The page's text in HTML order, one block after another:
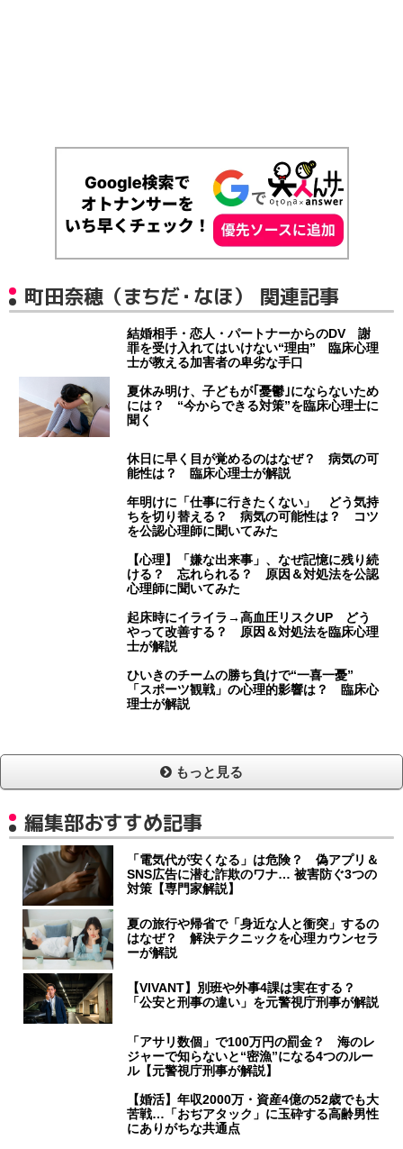
町田奈穂（まちだ・なほ） 関連記事
結婚相手・恋人・パートナーからのDV 謝
罪を受け入れてはいけない“理由” 臨床心理
士が教える加害者の卑劣な手口
夏休み明け、子どもが｢憂鬱｣にならないため
には？ “今からできる対策”を臨床心理士に
聞く
休日に早く目が覚めるのはなぜ？ 病気の可
能性は？ 臨床心理士が解説
年明けに「仕事に行きたくない」 どう気持
ちを切り替える？ 病気の可能性は？ コツ
を公認心理師に聞いてみた
【心理】「嫌な出来事」、なぜ記憶に残り続
ける？ 忘れられる？ 原因＆対処法を公認
心理師に聞いてみた
起床時にイライラ→高血圧リスクUP どう
やって改善する？ 原因＆対処法を臨床心理
士が解説
ひいきのチームの勝ち負けで“一喜一憂”
「スポーツ観戦」の心理的影響は？ 臨床心
理士が解説
もっと見る
編集部おすすめ記事
「電気代が安くなる」は危険？ 偽アプリ＆
SNS広告に潜む詐欺のワナ… 被害防ぐ3つの
対策【専門家解説】
夏の旅行や帰省で「身近な人と衝突」するの
はなぜ？ 解決テクニックを心理カウンセラ
ーが解説
【VIVANT】別班や外事4課は実在する？
「公安と刑事の違い」を元警視庁刑事が解説
「アサリ数個」で100万円の罰金？ 海のレ
ジャーで知らないと“密漁”になる4つのルー
ル【元警視庁刑事が解説】
【婚活】年収2000万・資産4億の52歳でも大
苦戦…「おぢアタック」に玉砕する高齢男性
にありがちな共通点